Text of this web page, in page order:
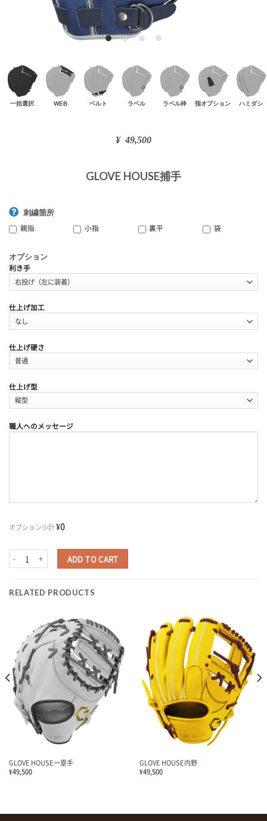
GLOVE HOUSE捕手
刺繍箇所
親指 小指 裏平 袋
オプション
利き手
仕上げ加工
仕上げ硬さ
仕上げ型
職人へのメッセージ
オプション小計¥0
GLOVE HOUSE捕手 quantity
ADD TO CART
RELATED PRODUCTS
GLOVE HOUSE一塁手
¥49,500
GLOVE HOUSE内野
¥49,500